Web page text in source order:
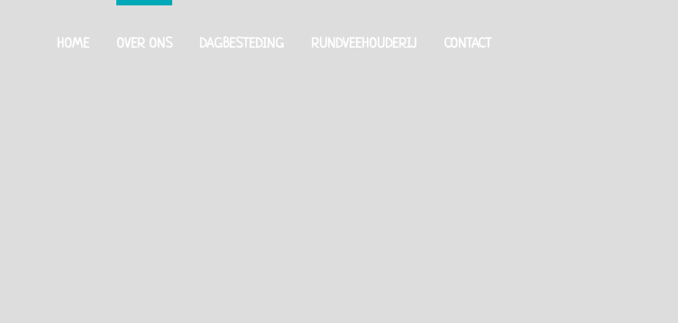
HOME OVER ONS DAGBESTEDING RUNDVEEHOUDERIJ CONTACT